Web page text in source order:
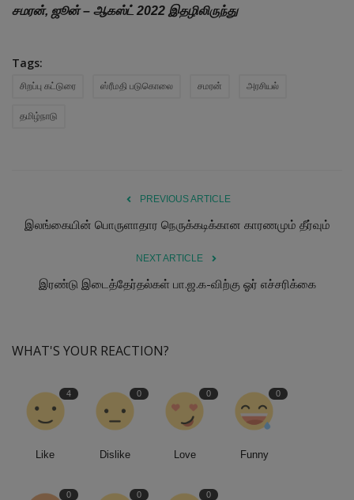
சமரன், ஜூன் – ஆகஸ்ட் 2022 இதழிலிருந்து
Tags:
சிறப்பு கட்டுரை ஸ்ரீமதி படுகொலை சமரன் அரசியல்
தமிழ்நாடு
PREVIOUS ARTICLE
இலங்கையின் பொருளாதார நெருக்கடிக்கான காரணமும் தீர்வும்
NEXT ARTICLE
இரண்டு இடைத்தேர்தல்கள் பா.ஜ.க-விற்கு ஓர் எச்சரிக்கை
WHAT'S YOUR REACTION?
4
Like
0
Dislike
0
Love
0
Funny
0 0 0